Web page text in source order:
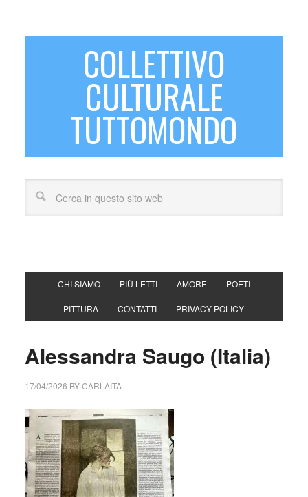
COLLETTIVO
CULTURALE
TUTTOMONDO
CHI SIAMO PIÙ LETTI AMORE POETI
PITTURA CONTATTI PRIVACY POLICY
Alessandra Saugo (Italia)
17/04/2026 BYCARLAITA